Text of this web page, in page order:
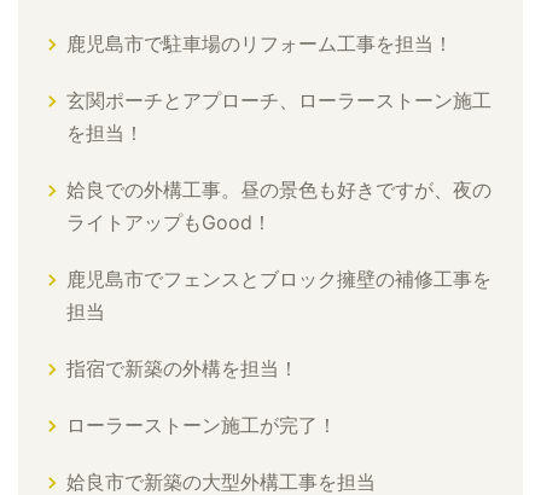
鹿児島市で駐車場のリフォーム工事を担当！
玄関ポーチとアプローチ、ローラーストーン施工
を担当！
姶良での外構工事。昼の景色も好きですが、夜の
ライトアップもGood！
鹿児島市でフェンスとブロック擁壁の補修工事を
担当
指宿で新築の外構を担当！
ローラーストーン施工が完了！
姶良市で新築の大型外構工事を担当